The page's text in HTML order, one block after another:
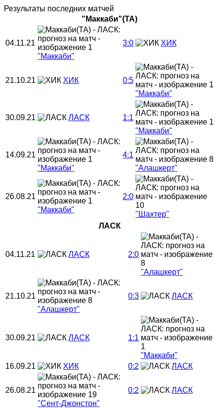
Результаты последних матчей
"Маккаби"(ТА)
04.11.21
"Маккаби"
3:0 ХИК
21.10.21 ХИК
0:5
"Маккаби"
30.09.21 ЛАСК
1:1
"Маккаби"
14.09.21
"Маккаби"
4:1
"Алашкерт"
26.08.21
"Маккаби"
2:0
"Шахтер"
ЛАСК
04.11.21 ЛАСК 2:0
"Алашкерт"
21.10.21
"Алашкерт"
0:3 ЛАСК
30.09.21 ЛАСК 1:1
"Маккаби"
16.09.21
ХИК 0:2 ЛАСК
26.08.21
"Сент-Джонстон"
0:2 ЛАСК